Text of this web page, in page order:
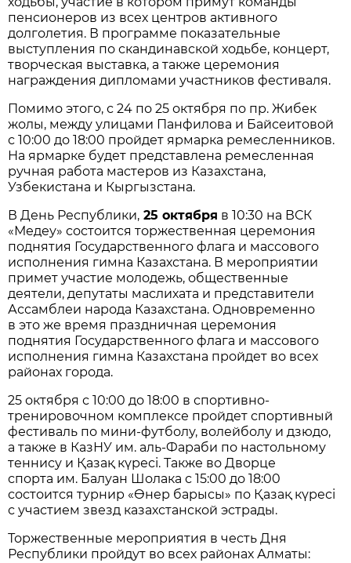
пенсионеров из всех центров активного
долголетия. В программе показательные
выступления по скандинавской ходьбе, концерт,
творческая выставка, а также церемония
награждения дипломами участников фестиваля.
Помимо этого, с 24 по 25 октября по пр. Жибек
жолы, между улицами Панфилова и Байсеитовой
с 10:00 до 18:00 пройдет ярмарка ремесленников.
На ярмарке будет представлена ремесленная
ручная работа мастеров из Казахстана,
Узбекистана и Кыргызстана.
В День Республики, 25 октября в 10:30 на ВСК
«Медеу» состоится торжественная церемония
поднятия Государственного флага и массового
исполнения гимна Казахстана. В мероприятии
примет участие молодежь, общественные
деятели, депутаты маслихата и представители
Ассамблеи народа Казахстана. Одновременно
в это же время праздничная церемония
поднятия Государственного флага и массового
исполнения гимна Казахстана пройдет во всех
районах города.
25 октября с 10:00 до 18:00 в спортивно-
тренировочном комплексе пройдет спортивный
фестиваль по мини-футболу, волейболу и дзюдо,
а также в КазНУ им. аль-Фараби по настольному
теннису и Қазақ күресі. Также во Дворце
спорта им. Балуан Шолака с 15:00 до 18:00
состоится турнир «Өнер барысы» по Қазақ күресі
с участием звезд казахстанской эстрады.
Торжественные мероприятия в честь Дня
Республики пройдут во всех районах Алматы: